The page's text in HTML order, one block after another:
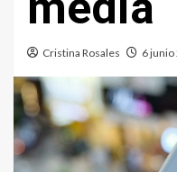
Cristina Rosales 6 junio